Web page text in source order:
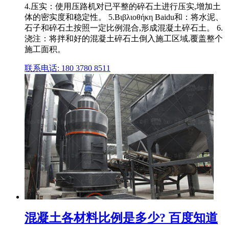
4.压实：使用压路机对已平整的碎石土进行压实,增加土
体的密实度和稳定性。 5.Βιβλιοθήκη Baidu和：将水泥、
石子和碎石土按照一定比例混合,形成混凝土碎石土。 6.
浇注：将拌和好的混凝土碎石土倒入施工区域,覆盖整个
施工面积。
联系电话: 180 3780 8511
混凝土各材料比例是多少? 百度知道